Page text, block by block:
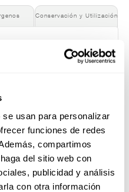
usan para personalizar
funciones de redes
compartimos
del sitio web con
publicidad y análisis
con otra información
Conservación y Utilización
Intenso. Café 30
Esplugues de Llobregat